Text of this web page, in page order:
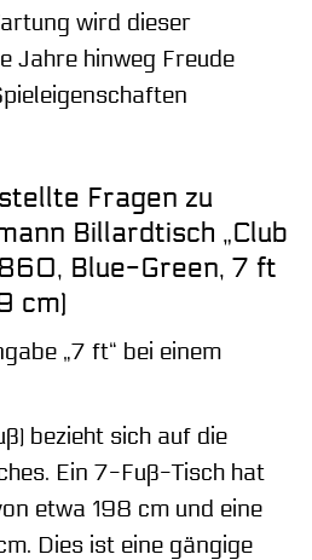
wird dieser
Jahre hinweg Freude
Fragen zu
Billardtisch „Club
Blue-Green, 7 ft
cm)
„7 ft“ bei einem
bezieht sich auf die
Ein 7-Fuß-Tisch hat
etwa 198 cm und eine
Dies ist eine gängige